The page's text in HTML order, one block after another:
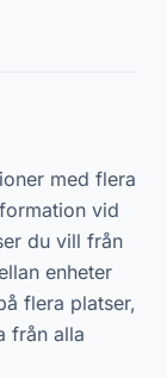
med flera
vid
du vill från
enheter
flera platser,
från alla